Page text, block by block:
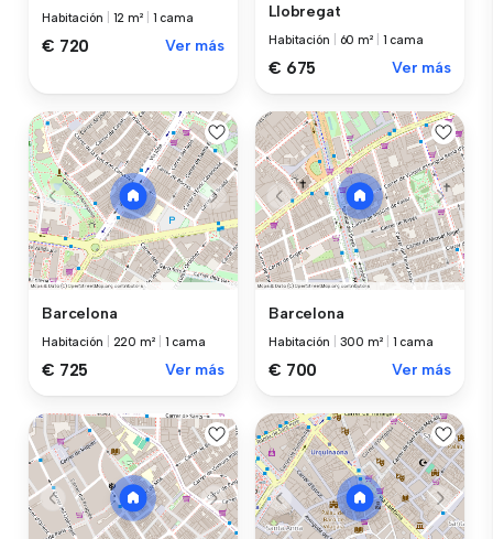
Habitación 12 m² 1 cama
€ 720 Ver más
Llobregat
Habitación 60 m² 1 cama
€ 675 Ver más
Barcelona
Habitación 220 m² 1 cama
€ 725 Ver más
Barcelona
Habitación 300 m² 1 cama
€ 700 Ver más